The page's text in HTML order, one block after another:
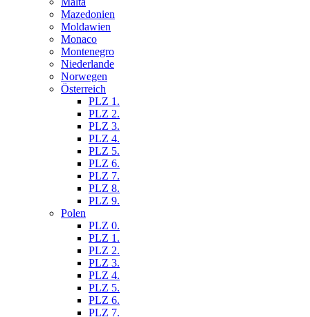
Mazedonien
Moldawien
Monaco
Montenegro
Niederlande
Norwegen
Österreich
PLZ 1.
PLZ 2.
PLZ 3.
PLZ 4.
PLZ 5.
PLZ 6.
PLZ 7.
PLZ 8.
PLZ 9.
Polen
PLZ 0.
PLZ 1.
PLZ 2.
PLZ 3.
PLZ 4.
PLZ 5.
PLZ 6.
PLZ 7.